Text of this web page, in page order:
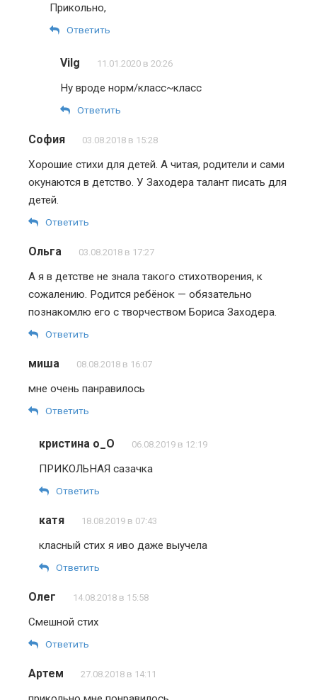
Прикольно,
Ответить
Vilg 11.01.2020 в 20:26
Ну вроде норм/класс~класс
Ответить
София 03.08.2018 в 15:28
Хорошие стихи для детей. А читая, родители и сами
окунаются в детство. У Заходера талант писать для
детей.
Ответить
Ольга 03.08.2018 в 17:27
А я в детстве не знала такого стихотворения, к
сожалению. Родится ребёнок — обязательно
познакомлю его с творчеством Бориса Заходера.
Ответить
миша 08.08.2018 в 16:07
мне очень панравилось
Ответить
кристина o_O 06.08.2019 в 12:19
ПРИКОЛЬНАЯ сазачка
Ответить
катя 18.08.2019 в 07:43
класный стих я иво даже выучела
Ответить
Олег 14.08.2018 в 15:58
Смешной стих
Ответить
Артем 27.08.2018 в 14:11